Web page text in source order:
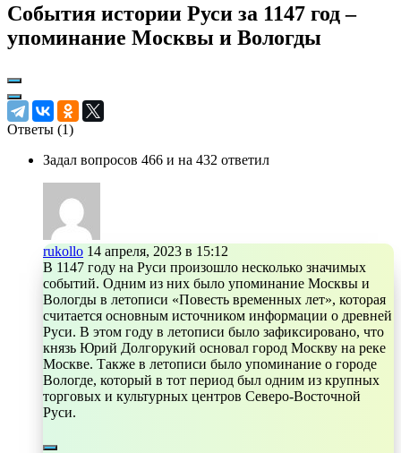
События истории Руси за 1147 год –
упоминание Москвы и Вологды
Ответы (1)
Задал вопросов 466 и на 432 ответил
rukollo 14 апреля, 2023 в 15:12
В 1147 году на Руси произошло несколько значимых
событий. Одним из них было упоминание Москвы и
Вологды в летописи «Повесть временных лет», которая
считается основным источником информации о древней
Руси. В этом году в летописи было зафиксировано, что
князь Юрий Долгорукий основал город Москву на реке
Москве. Также в летописи было упоминание о городе
Вологде, который в тот период был одним из крупных
торговых и культурных центров Северо-Восточной
Руси.